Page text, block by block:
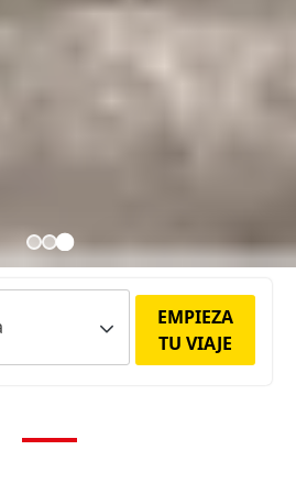
EMPIEZA
TU VIAJE